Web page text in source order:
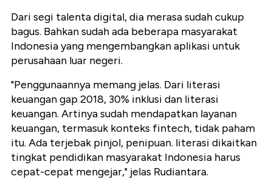
Dari segi talenta digital, dia merasa sudah cukup
bagus. Bahkan sudah ada beberapa masyarakat
Indonesia yang mengembangkan aplikasi untuk
perusahaan luar negeri.
"Penggunaannya memang jelas. Dari literasi
keuangan gap 2018, 30% inklusi dan literasi
keuangan. Artinya sudah mendapatkan layanan
keuangan, termasuk konteks fintech, tidak paham
itu. Ada terjebak pinjol, penipuan. literasi dikaitkan
tingkat pendidikan masyarakat Indonesia harus
cepat-cepat mengejar," jelas Rudiantara.